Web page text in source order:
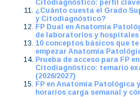
Citodiagnóstico: perfil
¿Cuánto cuesta el Grado
y Citodiagnóstico?
FP Dual en Anatomía
de laboratorios y
10 conceptos básicos que
empezar Anatomía
Prueba de acceso para FP
Citodiagnóstico: temario
(2026/2027)
FP en Anatomía
horarios carga semanal y